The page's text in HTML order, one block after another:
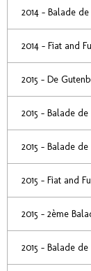
2014 - Balade
2014 - Fiat and
2015 - De
2015 - Balade de
2015 - Balade de
2015 - Fiat and
2015 - 2ème
2015 - Balade de